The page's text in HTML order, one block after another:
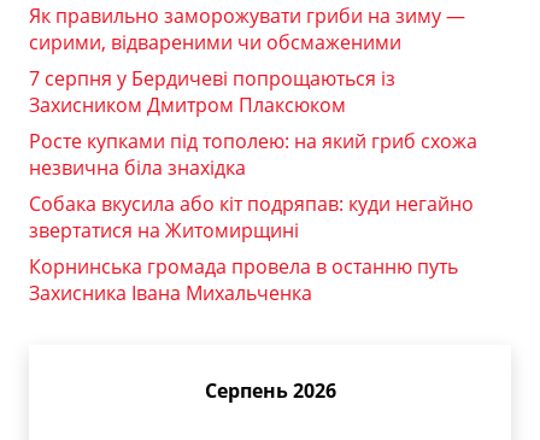
Як правильно заморожувати гриби на зиму —
сирими, відвареними чи обсмаженими
7 серпня у Бердичеві попрощаються із
Захисником Дмитром Плаксюком
Росте купками під тополею: на який гриб схожа
незвична біла знахідка
Собака вкусила або кіт подряпав: куди негайно
звертатися на Житомирщині
Корнинська громада провела в останню путь
Захисника Івана Михальченка
Серпень 2026